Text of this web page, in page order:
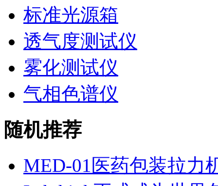
标准光源箱
透气度测试仪
雾化测试仪
气相色谱仪
随机推荐
MED-01医药包装拉力